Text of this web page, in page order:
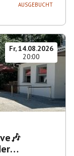
AUSGEBUCHT
Fr, 14.08.2026
20:00